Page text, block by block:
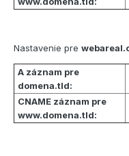
Nastavenie pre
A záznam pre
domena.tld:
CNAME záznam pre
www.domena.tld: